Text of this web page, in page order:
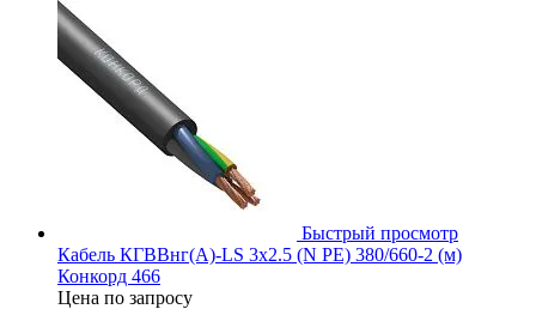
Быстрый просмотр
Кабель КГВВнг(А)-LS 3х2.5 (N PE) 380/660-2 (м)
Конкорд 466
Цена по запросу